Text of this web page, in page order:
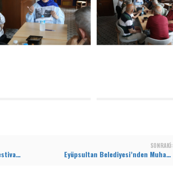
2. Geleneksel ESMEK Örgü Festivali renkli görüntülere sahne oldu
SONRAKI:
Eyüpsultan Belediyesi’nden Muharrem Ayı’nda cemevlerinde kapsamlı temizlik çalışması